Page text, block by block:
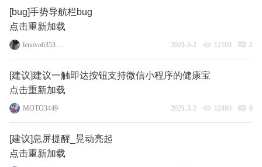
[bug]手势导航栏bug
点击重新加载
lenovo63533658 2021-3-2 12103 2
[建议]建议一触即达按钮支持微信小程序的健康宝
点击重新加载
MOTO3449 2021-3-2 12493 0
[建议]息屏提醒_晃动亮起
点击重新加载